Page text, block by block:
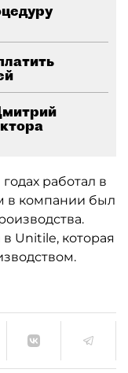
годах работал в
в компании был
Unitile, которая